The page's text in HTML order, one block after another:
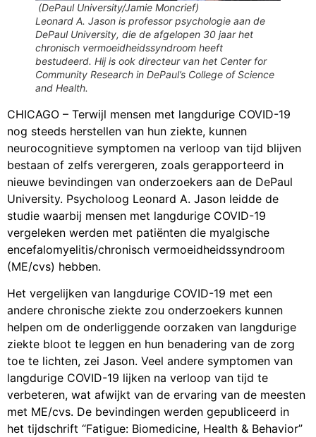
(DePaul University/Jamie Moncrief)
Leonard A. Jason is professor psychologie aan de
DePaul University, die de afgelopen 30 jaarhet
chronisch vermoeidheidssyndroom heeft
bestudeerd. Hij is ook directeur van het Center for
Community Research in DePaul’s College of Science
and Health.
CHICAGO – Terwijl mensen met langdurige COVID-19
nog steeds herstellen van hun ziekte, kunnen
neurocognitieve symptomen na verloop van tijd blijven
bestaan of zelfs verergeren, zoals gerapporteerd in
nieuwe bevindingen van onderzoekers aan de DePaul
University. Psycholoog Leonard A. Jason leidde de
studie waarbij mensen met langdurige COVID-19
vergeleken werden met patiënten die myalgische
encefalomyelitis/chronisch vermoeidheidssyndroom
(ME/cvs) hebben.
Het vergelijken van langdurige COVID-19 met een
andere chronische ziekte zou onderzoekers kunnen
helpen om de onderliggende oorzaken van langdurige
ziekte bloot te leggen en hun benadering van de zorg
toe te lichten, zei Jason. Veel andere symptomen van
langdurige COVID-19 lijken na verloop van tijd te
verbeteren, wat afwijkt van de ervaring van de meesten
met ME/cvs. De bevindingen werden gepubliceerd in
het tijdschrift “Fatigue: Biomedicine, Health & Behavior”